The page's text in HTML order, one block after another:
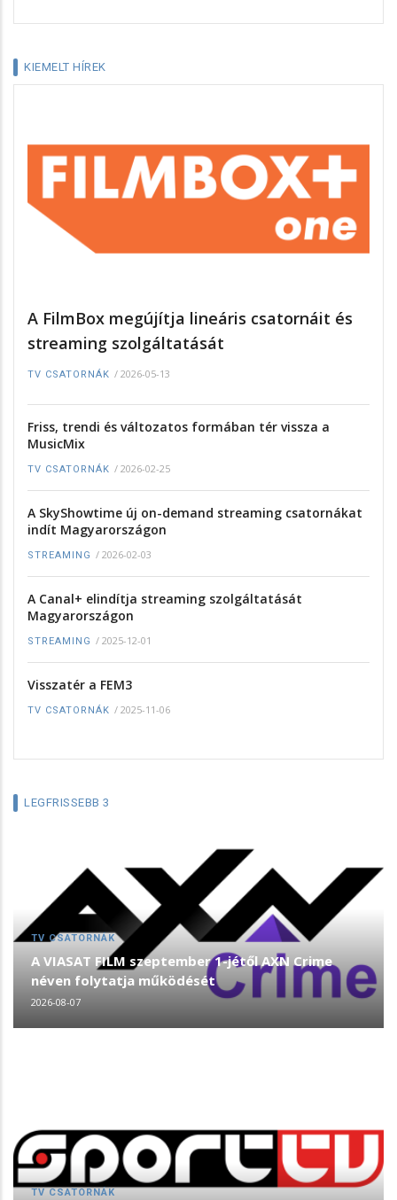
KIEMELT HÍREK
A FilmBox megújítja lineáris csatornáit és
streaming szolgáltatását
TV CSATORNÁK / 2026-05-13
Friss, trendi és változatos formában tér vissza a
MusicMix
TV CSATORNÁK / 2026-02-25
A SkyShowtime új on-demand streaming csatornákat
indít Magyarországon
STREAMING / 2026-02-03
A Canal+ elindítja streaming szolgáltatását
Magyarországon
STREAMING / 2025-12-01
Visszatér a FEM3
TV CSATORNÁK / 2025-11-06
LEGFRISSEBB 3
TV CSATORNÁK
A VIASAT FILM szeptember 1-jétől AXN Crime
néven folytatja működését
2026-08-07
TV CSATORNÁK